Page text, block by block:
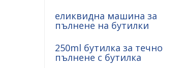
еликвидна машина за
пълнене на бутилки
250ml бутилка за течно
пълнене с бутилка